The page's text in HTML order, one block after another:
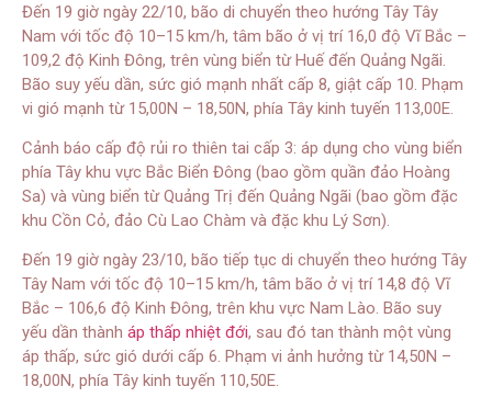
Đến 19 giờ ngày 22/10, bão di chuyển theo hướng Tây Tây
Nam với tốc độ 10–15 km/h, tâm bão ở vị trí 16,0 độ Vĩ Bắc –
109,2 độ Kinh Đông, trên vùng biển từ Huế đến Quảng Ngãi.
Bão suy yếu dần, sức gió mạnh nhất cấp 8, giật cấp 10. Phạm
vi gió mạnh từ 15,00N – 18,50N, phía Tây kinh tuyến 113,00E.
Cảnh báo cấp độ rủi ro thiên tai cấp 3: áp dụng cho vùng biển
phía Tây khu vực Bắc Biển Đông (bao gồm quần đảo Hoàng
Sa) và vùng biển từ Quảng Trị đến Quảng Ngãi (bao gồm đặc
khu Cồn Cỏ, đảo Cù Lao Chàm và đặc khu Lý Sơn).
Đến 19 giờ ngày 23/10, bão tiếp tục di chuyển theo hướng Tây
Tây Nam với tốc độ 10–15 km/h, tâm bão ở vị trí 14,8 độ Vĩ
Bắc – 106,6 độ Kinh Đông, trên khu vực Nam Lào. Bão suy
yếu dần thành áp thấp nhiệt đới, sau đó tan thành một vùng
áp thấp, sức gió dưới cấp 6. Phạm vi ảnh hưởng từ 14,50N –
18,00N, phía Tây kinh tuyến 110,50E.